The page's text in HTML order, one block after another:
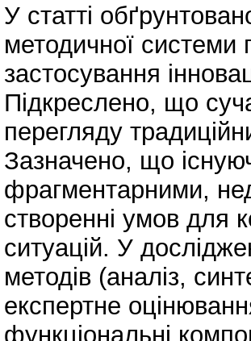
У статті
методичної системи
застосування
Підкреслено, що
перегляду
Зазначено, що
фрагментарними,
створенні умов для
ситуацій. У
методів (аналіз,
експертне
функціональні